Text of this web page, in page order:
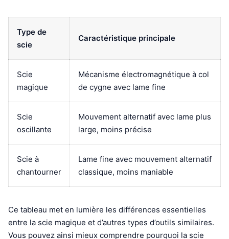
Type de
scie
Caractéristique principale
Scie
magique
Mécanisme électromagnétique à col
de cygne avec lame fine
Scie
oscillante
Mouvement alternatif avec lame plus
large, moins précise
Scie à
chantourner
Lame fine avec mouvement alternatif
classique, moins maniable
Ce tableau met en lumière les différences essentielles
entre la scie magique et d’autres types d’outils similaires.
Vous pouvez ainsi mieux comprendre pourquoi la scie